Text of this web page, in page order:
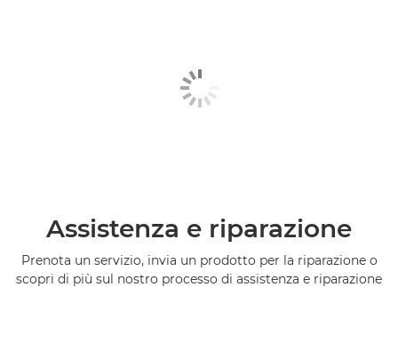
Assistenza e riparazione
Prenota un servizio, invia un prodotto per la riparazione o
scopri di più sul nostro processo di assistenza e riparazione